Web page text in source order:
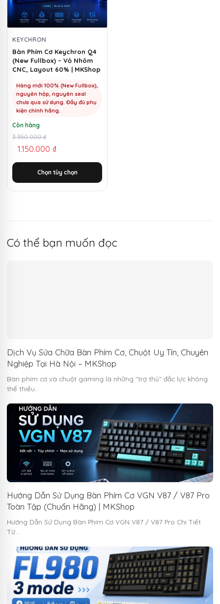
KEYCHRON
Bàn Phím Cơ Keychron Q4
(New Fullbox) – Vỏ Nhôm
CNC, Layout 60% | MKShop
Hàng mới 100% (New Fullbox),
nguyên hộp, nguyên seal
chưa qua sử dụng. Đầy đủ phụ
kiện chính hãng.
Còn hàng
3.350.000₫
Giá
gốc
là:
3.350.000 ₫.
1.150.000 ₫
Giá
hiện
tại
là:
1.150.000 ₫.
Chọn tùy chọn
thể.
Các
tùy
chọn
có
thể
được
chọn
trên
trang
sản
phẩm
Có thể bạn muốn đọc
Dịch Vụ Sửa Chữa Bàn Phím Cơ, Chuột Uy Tín, Chuyên
Nghiệp Tại Hà Nội – MKShop
Bàn phím cơ và chuột gaming là những "trợ thủ" đắc lực không
thể thiếu…
Hướng Dẫn Sử Dụng Bàn Phím Cơ VGN V87 / V87 Pro
Toàn Tập (Chuẩn Hãng) | MKShop
Hướng Dẫn Sử Dụng Bàn Phím Cơ VGN V87 / V87 Pro Chi Tiết
Từ…